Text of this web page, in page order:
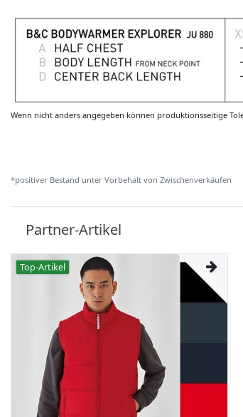
Wenn nicht anders angegeben können produktionsseitige
*positiver Bestand unter Vorbehalt von Zwischenverkäufen
Partner-Artikel
Top-Artikel